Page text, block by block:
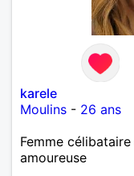
karele
Moulins - 26 ans
Femme
amoureuse